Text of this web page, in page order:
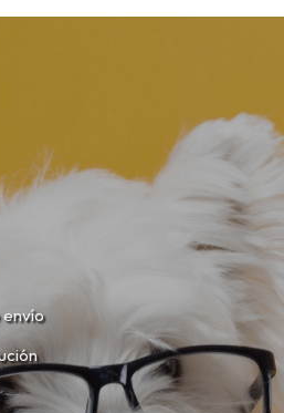
envío